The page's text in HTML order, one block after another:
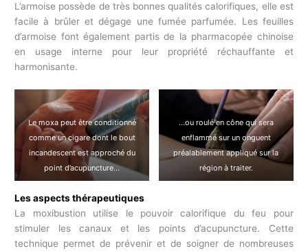
L’armoise possède de très bonnes qualités calorifiques, elle est
facile à brûler et dégage une fumée parfumée. Les feuilles
d’armoise font également partis de la pharmacopée chinoise
en usage interne pour leur propriété réchauffante et
harmonisante.
Le moxa peut être conditionné
comme un cigare dont le bout
incandescent est approché du
point d’acupuncture…
…ou roulé en cône qui sera
enflammé sur un onguent
préalablement appliqué sur la
région à traiter.
Les aspects thérapeutiques
La moxibustion utilise le pouvoir calorifique du feu pour
stimuler les canaux et les points d’acupuncture. Cette
technique permet de prévenir et de soigner de nombreuses